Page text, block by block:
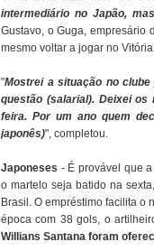
intermediário no Japão,
Gustavo, o Guga, empresário
mesmo voltar a jogar no
"Mostrei a situação no
questão (salarial). Deixei
feira. Por um ano quem
japonês)", completou.
Japoneses - É provável que
o martelo seja batido na
Brasil. O empréstimo facilita o
época com 38 gols, o
Willians Santana foram